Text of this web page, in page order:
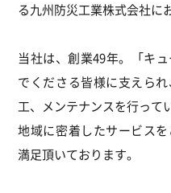
る九州防災工業株式会社に
当社は、創業49年。「キ
でくださる皆様に支えら
工、メンテナンスを行って
地域に密着したサービス
満足頂いております。